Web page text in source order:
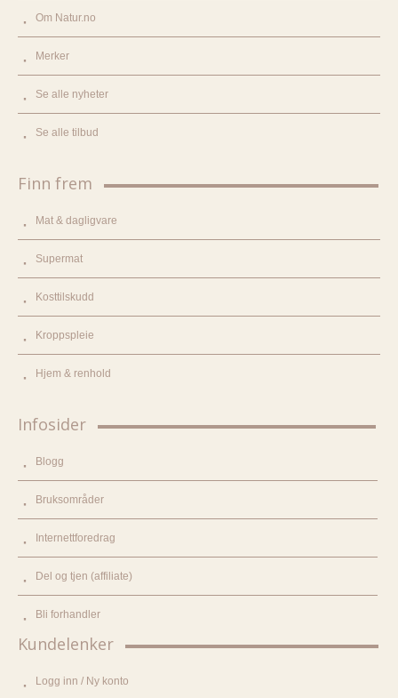
Om Natur.no
Merker
Se alle nyheter
Se alle tilbud
Finn frem
Mat & dagligvare
Supermat
Kosttilskudd
Kroppspleie
Hjem & renhold
Infosider
Blogg
Bruksområder
Internettforedrag
Del og tjen (affiliate)
Bli forhandler
Kundelenker
Logg inn / Ny konto